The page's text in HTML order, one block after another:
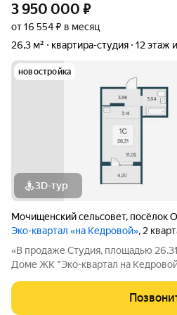
3 950 000 ₽
от 16 554 ₽ в месяц
26,3 м²
квартира-студия 12 этаж
новостройка
3D-тур
Мочищенский сельсовет, посёлок
Эко-квартал «на Кедровой», 2
«В продаже Студия, площадью
Доме ЖК "Эко-квартал на
лесным массивом, всего в 12
масштабный проект